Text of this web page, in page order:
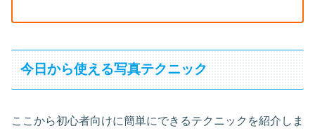
今日から使える写真テクニック
ここから初心者向けに簡単にできるテクニックを紹介しま